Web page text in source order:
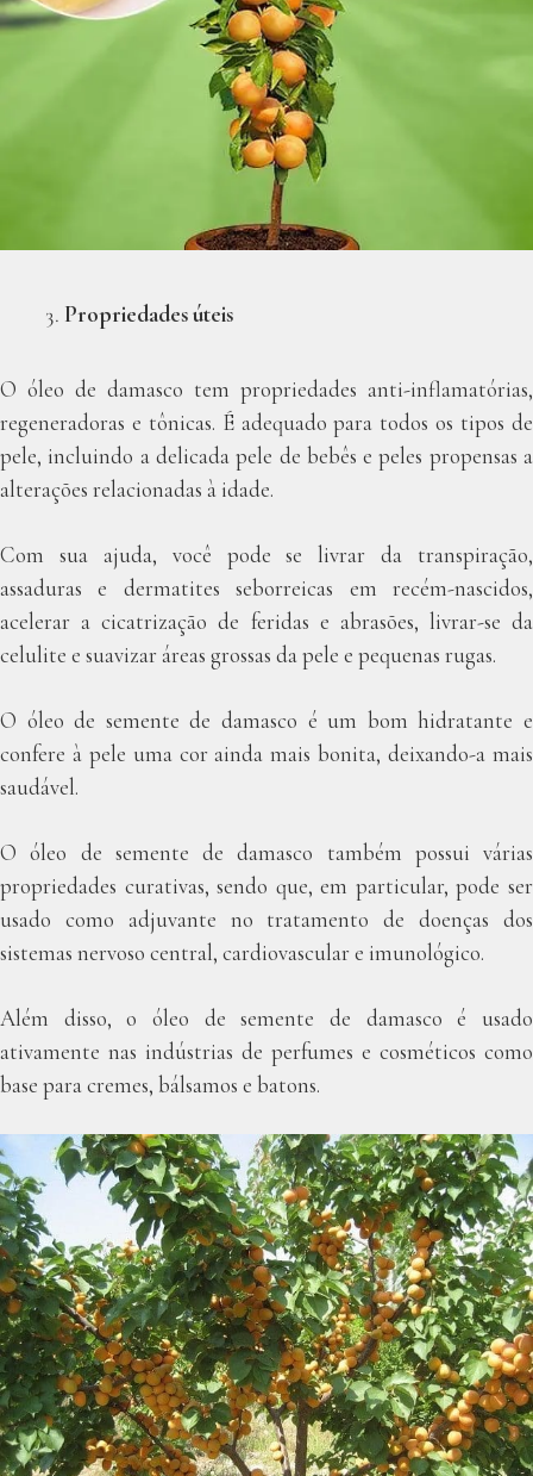
Propriedades úteis
O óleo de damasco tem propriedades anti-inflamatórias,
regeneradoras e tônicas. É adequado para todos os tipos de
pele, incluindo a delicada pele de bebês e peles propensas a
alterações relacionadas à idade.
Com sua ajuda, você pode se livrar da transpiração,
assaduras e dermatites seborreicas em recém-nascidos,
acelerar a cicatrização de feridas e abrasões, livrar-se da
celulite e suavizar áreas grossas da pele e pequenas rugas.
O óleo de semente de damasco é um bom hidratante e
confere à pele uma cor ainda mais bonita, deixando-a mais
saudável.
O óleo de semente de damasco também possui várias
propriedades curativas, sendo que, em particular, pode ser
usado como adjuvante no tratamento de doenças dos
sistemas nervoso central, cardiovascular e imunológico.
Além disso, o óleo de semente de damasco é usado
ativamente nas indústrias de perfumes e cosméticos como
base para cremes, bálsamos e batons.